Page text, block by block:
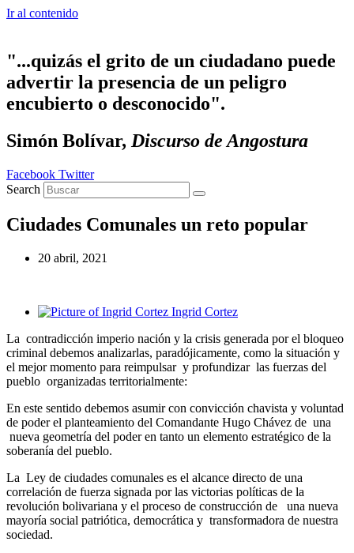
Ir al contenido
"...quizás el grito de un ciudadano puede
advertir la presencia de un peligro
encubierto o desconocido".
Simón Bolívar, Discurso de Angostura
Facebook Twitter
Search
Ciudades Comunales un reto popular
20 abril, 2021
Ingrid Cortez
La contradicción imperio nación y la crisis generada por el bloqueo
criminal debemos analizarlas, paradójicamente, como la situación y
el mejor momento para reimpulsar y profundizar las fuerzas del
pueblo organizadas territorialmente:
En este sentido debemos asumir con convicción chavista y voluntad
de poder el planteamiento del Comandante Hugo Chávez de una
nueva geometría del poder en tanto un elemento estratégico de la
soberanía del pueblo.
La Ley de ciudades comunales es el alcance directo de una
correlación de fuerza signada por las victorias políticas de la
revolución bolivariana y el proceso de construcción de una nueva
mayoría social patriótica, democrática y transformadora de nuestra
sociedad.